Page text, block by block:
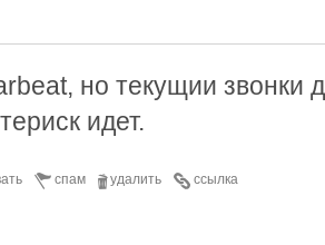
но текущии звонки
идет.
ссылка
удалить
спам